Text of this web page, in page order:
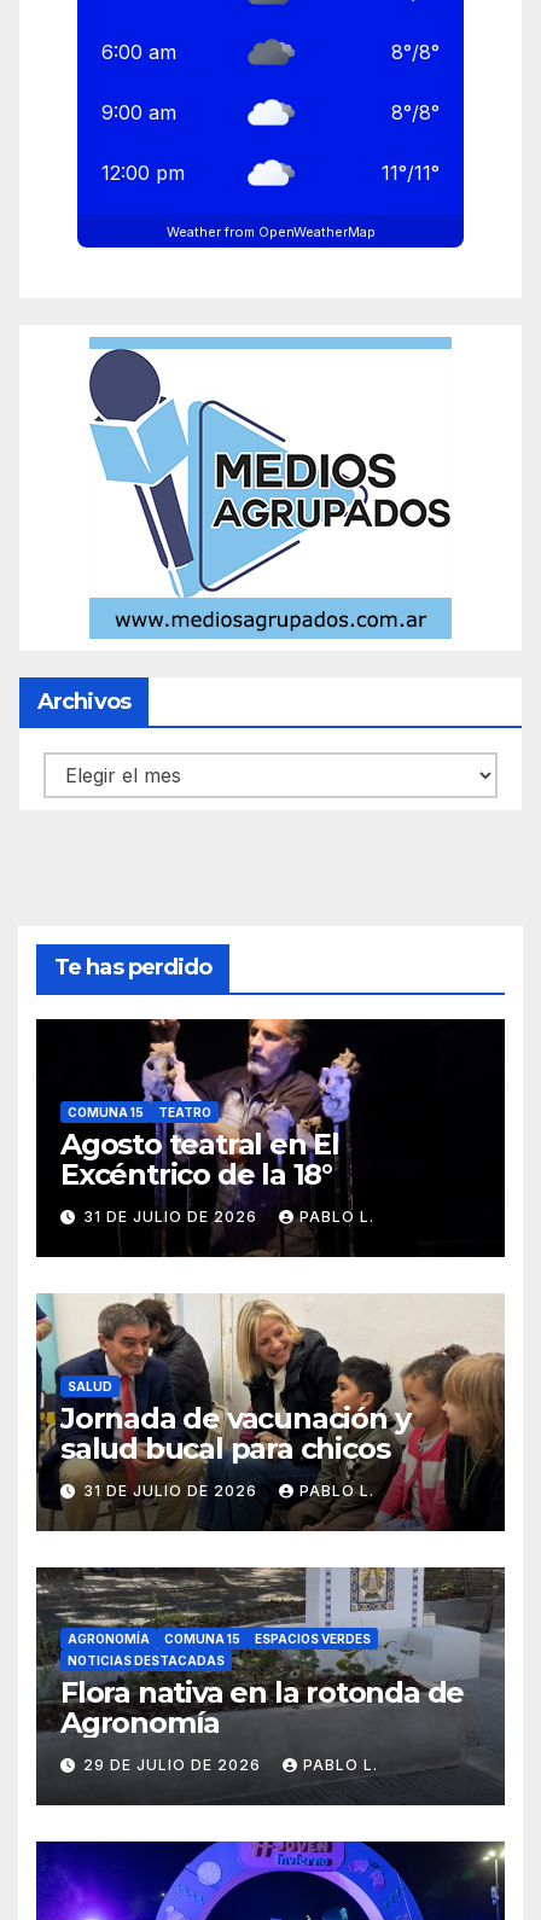
6:00 am 8°/8°
9:00 am 8°/8°
12:00 pm 11°/11°
Weather from OpenWeatherMap
Archivos
Archivos
Te has perdido
COMUNA 15 TEATRO
Agosto teatral en El
Excéntrico de la 18°
31 DE JULIO DE 2026 PABLO L.
SALUD
Jornada de vacunación y
salud bucal para chicos
31 DE JULIO DE 2026 PABLO L.
AGRONOMÍA COMUNA 15
ESPACIOS VERDES
NOTICIAS DESTACADAS
Flora nativa en la rotonda de
Agronomía
29 DE JULIO DE 2026 PABLO L.